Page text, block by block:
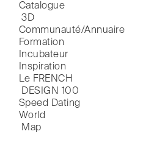
Catalogue
3D
Communauté/Annuaire
Formation
Incubateur
Inspiration
Le FRENCH
DESIGN 100
Speed Dating
World
Map